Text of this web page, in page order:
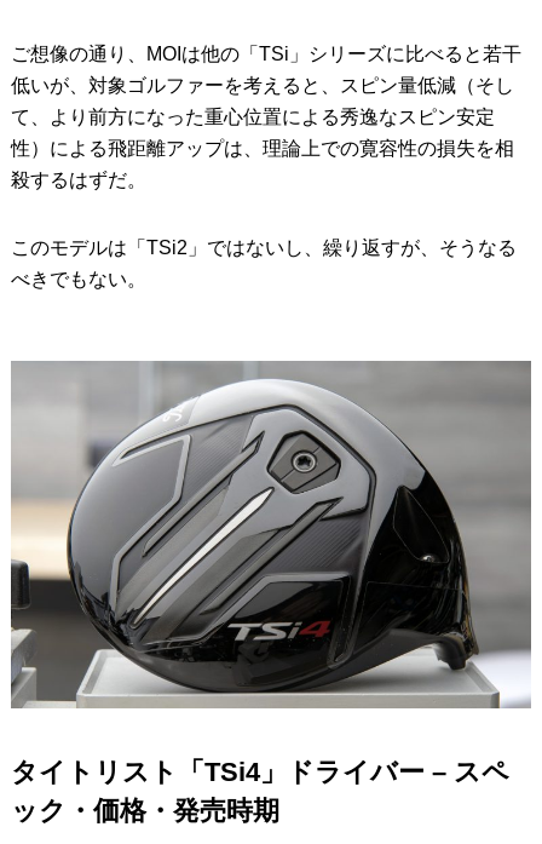
ご想像の通り、MOIは他の「TSi」シリーズに比べると若干
低いが、対象ゴルファーを考えると、スピン量低減（そし
て、より前方になった重心位置による秀逸なスピン安定
性）による飛距離アップは、理論上での寛容性の損失を相
殺するはずだ。
このモデルは「TSi2」ではないし、繰り返すが、そうなる
べきでもない。
タイトリスト「TSi4」ドライバー – スペ
ック・価格・発売時期